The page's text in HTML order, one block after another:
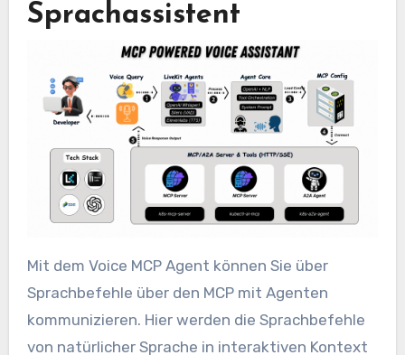
Sprachassistent
Mit dem Voice MCP Agent können Sie über
Sprachbefehle über den MCP mit Agenten
kommunizieren. Hier werden die Sprachbefehle
von natürlicher Sprache in interaktiven Kontext